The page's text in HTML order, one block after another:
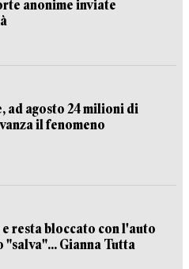
anonime inviate
ad agosto 24 milioni di
il fenomeno
resta bloccato con l'auto
"salva"... Gianna Tutta